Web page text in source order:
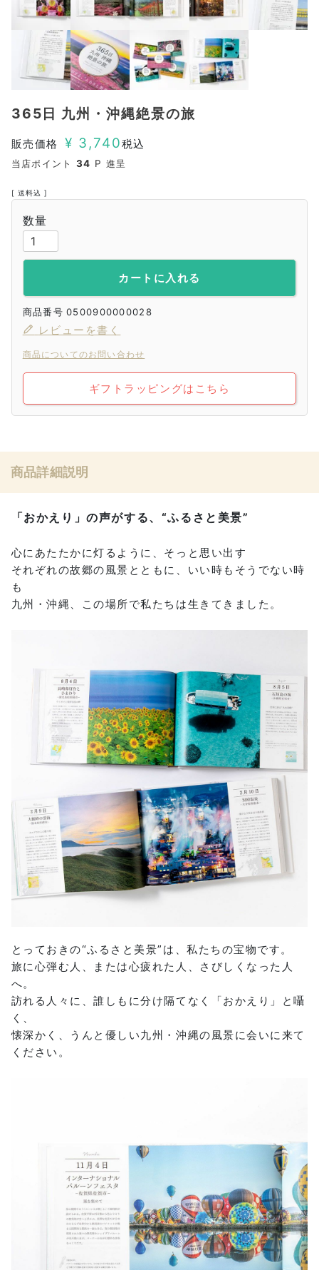
365日 九州・沖縄絶景の旅
販売価格 ¥ 3,740税込
当店ポイント 34 P 進呈
送料込
カートに入れる
商品番号 0500900000028
レビューを書く
商品についてのお問い合わせ
ギフトラッピングはこちら
商品詳細説明
「おかえり」の声がする、“ふるさと美景”
心にあたたかに灯るように、そっと思い出す
それぞれの故郷の風景とともに、いい時もそうでない時
も
九州・沖縄、この場所で私たちは生きてきました。
とっておきの“ふるさと美景”は、私たちの宝物です。
旅に心弾む人、または心疲れた人、さびしくなった人
へ。
訪れる人々に、誰しもに分け隔てなく「おかえり」と囁
く、
懐深かく、うんと優しい九州・沖縄の風景に会いに来て
ください。